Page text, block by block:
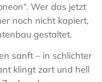
Wer das jetzt
noch nicht kapiert,
gestaltet.
sanft – in schlichter
klingt zart und hell